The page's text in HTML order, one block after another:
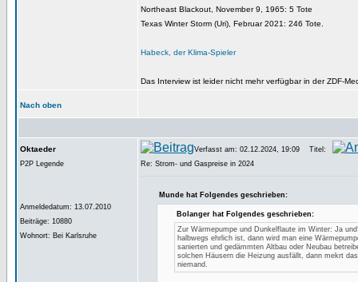
Northeast Blackout, November 9, 1965: 5 Tote
Texas Winter Storm (Uri), Februar 2021: 246 Tote.
Habeck, der Klima-Spieler
Das Interview ist leider nicht mehr verfügbar in der ZDF-
Nach oben
Oktaeder
P2P Legende
Anmeldedatum: 13.07.2010
Beiträge: 10880
Wohnort: Bei Karlsruhe
Verfasst am: 02.12.2024, 19:09
Titel:
Re: Strom- und Gaspreise in 2024
Munde hat Folgendes geschrieben:
Bolanger hat Folgendes geschrieben:
Zur Wärmepumpe und Dunkelflaute im Winter: Ja
halbwegs ehrlich ist, dann wird man eine
sanierten und gedämmten Altbau oder Neubau
solchen Häusern die Heizung ausfällt, dann mekrt
niemand.